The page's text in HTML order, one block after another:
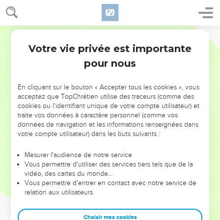
NE MANQUEZ PAS L’ÉVÉNEMENT
DE L’ANNÉE !
ET SI LEURS ERREURS POUVAIENT VOUS ÉVITER LES
VOTRES ?
leur foi ou leur vision. Mais on voit moins les doutes, les erreurs
et les saisons difficiles qu'ils ont traversés, alors même que ce
sont elles qui les ont façonnés.
Dans cette conférence, leaders, entrepreneurs, et responsables
clés pour avancer avec plus de sagesse afin que leurs erreurs
Votre vie privée est importante
pour nous
En cliquant sur le bouton « Accepter tous les cookies », vous
acceptez que TopChrétien utilise des traceurs (comme des
cookies ou l'identifiant unique de votre compte utilisateur) et
traite vos données à caractère personnel (comme vos
données de navigation et les informations renseignées dans
votre compte utilisateur) dans les buts suivants :
Mesurer l'audience de notre service
Vous permettre d'utiliser des services tiers tels que de la
vidéo, des cartes du monde…
Vous permettre d'entrer en contact avec notre service de
relation aux utilisateurs.
Choisir mes cookies